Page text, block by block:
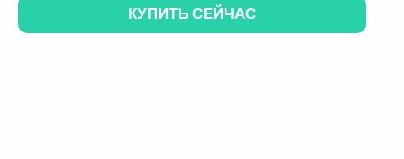
КУПИТЬ СЕЙЧАС